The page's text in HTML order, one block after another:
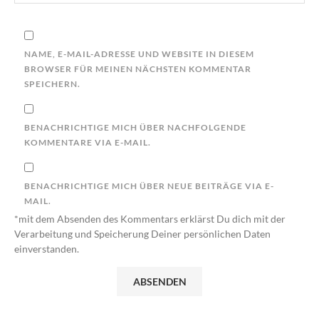
NAME, E-MAIL-ADRESSE UND WEBSITE IN DIESEM
BROWSER FÜR MEINEN NÄCHSTEN KOMMENTAR
SPEICHERN.
BENACHRICHTIGE MICH ÜBER NACHFOLGENDE
KOMMENTARE VIA E-MAIL.
BENACHRICHTIGE MICH ÜBER NEUE BEITRÄGE VIA E-
MAIL.
*mit dem Absenden des Kommentars erklärst Du dich mit der
Verarbeitung und Speicherung Deiner persönlichen Daten
einverstanden.